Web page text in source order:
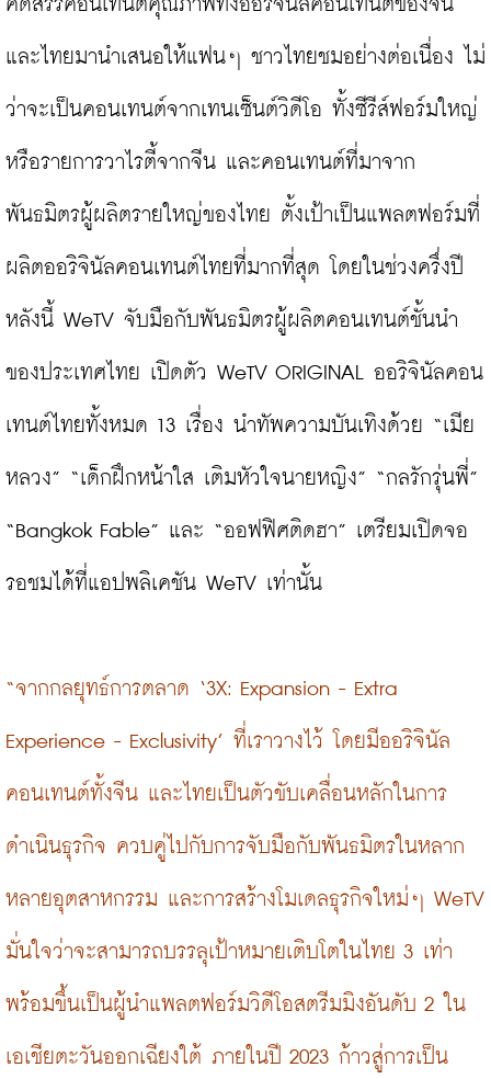
คัดสรรคอนเทนต์คุณภาพทั้งออริจินัลคอนเทนต์ของจีน
และไทยมานำเสนอให้แฟนๆ ชาวไทยชมอย่างต่อเนื่อง ไม่
ว่าจะเป็นคอนเทนต์จากเทนเซ็นต์วิดีโอ ทั้งซีรีส์ฟอร์มใหญ่
หรือรายการวาไรตี้จากจีน และคอนเทนต์ที่มาจาก
พันธมิตรผู้ผลิตรายใหญ่ของไทย ตั้งเป้าเป็นแพลตฟอร์มที่
ผลิตออริจินัลคอนเทนต์ไทยที่มากที่สุด โดยในช่วงครึ่งปี
หลังนี้ WeTV จับมือกับพันธมิตรผู้ผลิตคอนเทนต์ชั้นนำ
ของประเทศไทย เปิดตัว WeTV ORIGINAL ออริจินัลคอน
เทนต์ไทยทั้งหมด 13 เรื่อง นำทัพความบันเทิงด้วย “เมีย
หลวง” “เด็กฝึกหน้าใส เติมหัวใจนายหญิง” “กลรักรุ่นพี่”
“Bangkok Fable” และ “ออฟฟิศติดฮา” เตรียมเปิดจอ
รอชมได้ที่แอปพลิเคชัน WeTV เท่านั้น
“จากกลยุทธ์การตลาด ‘3X: Expansion - Extra
Experience - Exclusivity’ ที่เราวางไว้ โดยมีออริจินัล
คอนเทนต์ทั้งจีน และไทยเป็นตัวขับเคลื่อนหลักในการ
ดำเนินธุรกิจ ควบคู่ไปกับการจับมือกับพันธมิตรในหลาก
หลายอุตสาหกรรม และการสร้างโมเดลธุรกิจใหม่ๆ WeTV
มั่นใจว่าจะสามารถบรรลุเป้าหมายเติบโตในไทย 3 เท่า
พร้อมขึ้นเป็นผู้นำแพลตฟอร์มวิดีโอสตรีมมิงอันดับ 2 ใน
เอเชียตะวันออกเฉียงใต้ ภายในปี 2023 ก้าวสู่การเป็น